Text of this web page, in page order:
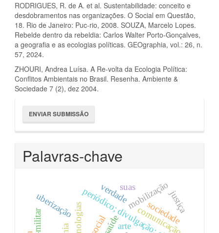
RODRIGUES, R. de A. et al. Sustentabilidade: conceito e
desdobramentos nas organizações. O Social em Questão,
18. Rio de Janeiro: Puc-rio, 2008. SOUZA, Marcelo Lopes.
Rebelde dentro da rebeldia: Carlos Walter Porto-Gonçalves,
a geografia e as ecologias políticas. GEOgraphia, vol.: 26, n.
57, 2024.
ZHOURI, Andrea Luísa. A Re-volta da Ecologia Política:
Conflitos Ambientais no Brasil. Resenha. Ambiente &
Sociedade 7 (2), dez 2004.
Enviar
Submissão
ENVIAR SUBMISSÃO
Palavras-chave
periódico; divulgação; ciência.
comunicação
mobilização
tecnologias arte
saúde
uberização sociedade
justiça
verdade
suas